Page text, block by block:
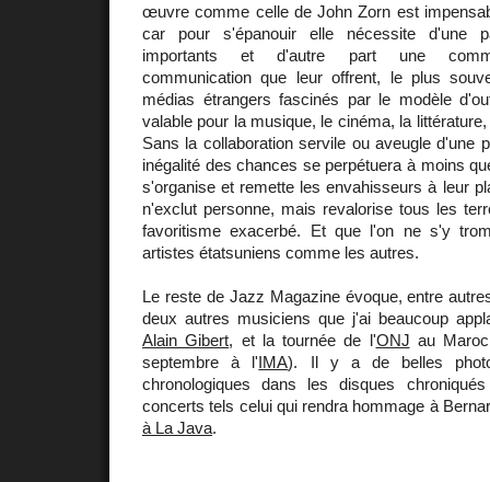
œuvre comme celle de John Zorn est
car pour s'épanouir elle nécessite d'une
importants et d'autre part une
communication que leur offrent, le plus
médias étrangers fascinés par le modèle
valable pour la musique, le cinéma, la
Sans la collaboration servile ou aveugle d'une
inégalité des chances se perpétuera à moins
s'organise et remette les envahisseurs à leur
n'exclut personne, mais revalorise tous les
favoritisme exacerbé. Et que l'on ne s'y
artistes étatsuniens comme les autres.
Le reste de Jazz Magazine évoque, entre
deux autres musiciens que j'ai beaucoup
Alain Gibert, et la tournée de l'ONJ au
septembre à l'IMA). Il y a de belles
chronologiques dans les disques
concerts tels celui qui rendra hommage à
à La Java.